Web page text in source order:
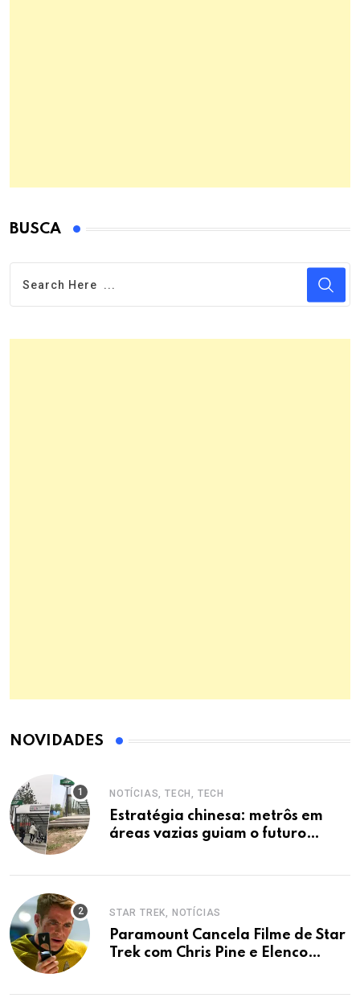
BUSCA
NOVIDADES
NOTÍCIAS, TECH, TECH
Estratégia chinesa: metrôs em
áreas vazias guiam o futuro
STAR TREK, NOTÍCIAS
Paramount Cancela Filme de Star
Trek com Chris Pine e Elenco